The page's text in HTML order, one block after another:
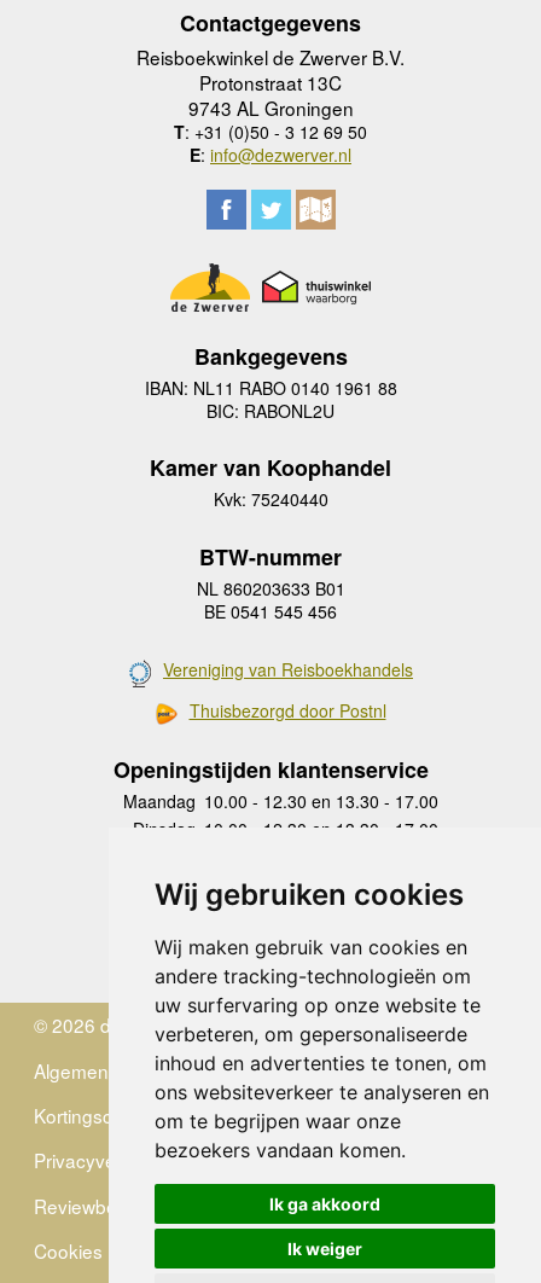
Wij gebruiken cookies
Wij maken gebruik van cookies en
andere tracking-technologieën om
uw surfervaring op onze website te
verbeteren, om gepersonaliseerde
inhoud en advertenties te tonen, om
ons websiteverkeer te analyseren en
om te begrijpen waar onze
bezoekers vandaan komen.
Ik ga akkoord
Ik weiger
Contactgegevens
Reisboekwinkel de Zwerver B.V.
Protonstraat 13C
9743 AL Groningen
T: +31 (0)50 - 3 12 69 50
E: info@dezwerver.nl
Bankgegevens
IBAN: NL11 RABO 0140 1961 88
BIC: RABONL2U
Kamer van Koophandel
Kvk: 75240440
BTW-nummer
NL 860203633 B01
BE 0541 545 456
Vereniging van Reisboekhandels
Thuisbezorgd door Postnl
Openingstijden klantenservice
Maandag 10.00 - 12.30 en 13.30 - 17.00
Dinsdag 10.00 - 12.30 en 13.30 - 17.00
Donderdag
10.00 - 12.30 en 13.30 - 17.00
Vrijdag 10.00 - 12.30 en 13.30 - 17.00
Zaterdag
gesloten
Zondag gesloten
© 2026 de Zwerver
Algemene Voorwaarden
Kortingscode
Privacyverklaring
Reviewbeleid
Cookies